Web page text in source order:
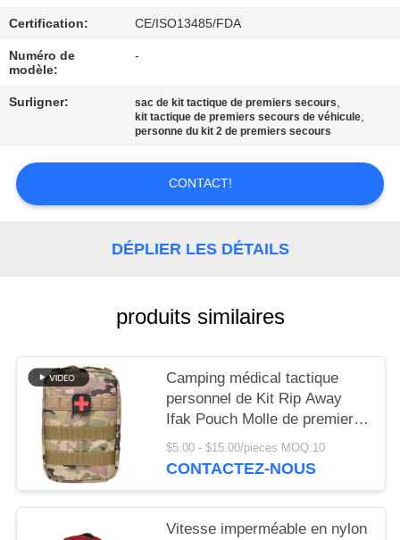
NOUVELLES
LES
AFFAIRES
DEMANDEZ
UN DEVIS
POLITIQUE
DE
CONFIDENTIALITÉ
Certification: CE/ISO13485/FDA
Numéro de
modèle:
-
Surligner: sac de kit tactique de premiers secours,
kit tactique de premiers secours de véhicule,
personne du kit 2 de premiers secours
CONTACT!
DÉPLIER LES DÉTAILS
produits similaires
Camping médical tactique
personnel de Kit Rip Away
Ifak Pouch Molle de premiers
secours augmentant le sac
$5.00 - $15.00/pieces MOQ:10
CONTACTEZ-NOUS
Vitesse imperméable en nylon